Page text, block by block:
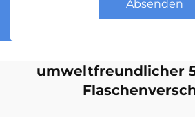
Absenden
umweltfreundlicher